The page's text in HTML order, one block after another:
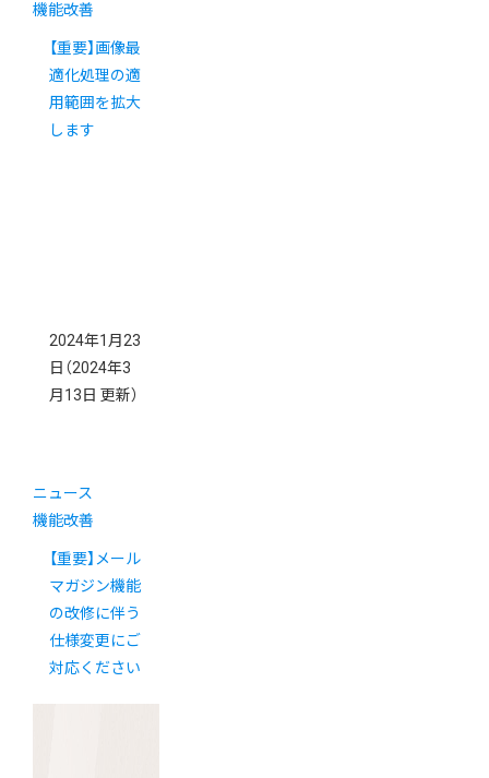
機能改善
【重要】画像最
適化処理の適
用範囲を拡大
します
2024年1月23
日 （2024年3
月13日 更新）
ニュース
機能改善
【重要】メール
マガジン機能
の改修に伴う
仕様変更にご
対応ください